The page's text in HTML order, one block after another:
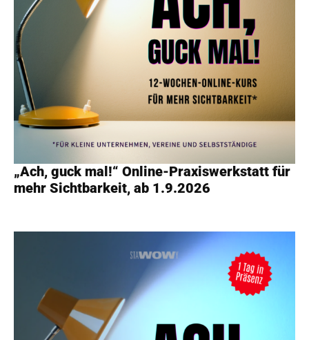
„Ach, guck mal!“ Online-Praxiswerkstatt für
mehr Sichtbarkeit, ab 1.9.2026